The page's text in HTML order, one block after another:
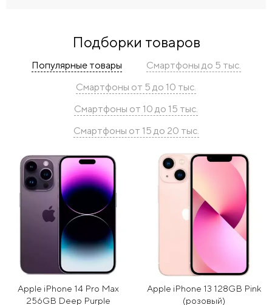
Подборки товаров
Популярные товары
Смартфоны до 5 тыс.
Смартфоны от 5 до 10 тыс.
Смартфоны от 10 до 15 тыс.
Смартфоны от 15 до 20 тыс.
Apple iPhone 14 Pro Max
256GB Deep Purple
Apple iPhone 13 128GB Pink
(розовый)